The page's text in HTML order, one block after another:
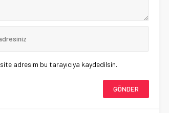
adresim bu tarayıcıya kaydedilsin.